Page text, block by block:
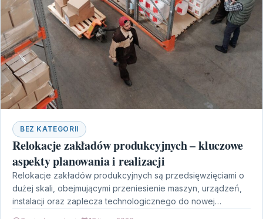
BEZ KATEGORII
Relokacje zakładów produkcyjnych – kluczowe
aspekty planowania i realizacji
Relokacje zakładów produkcyjnych są przedsięwzięciami o
dużej skali, obejmującymi przeniesienie maszyn, urządzeń,
instalacji oraz zaplecza technologicznego do nowej